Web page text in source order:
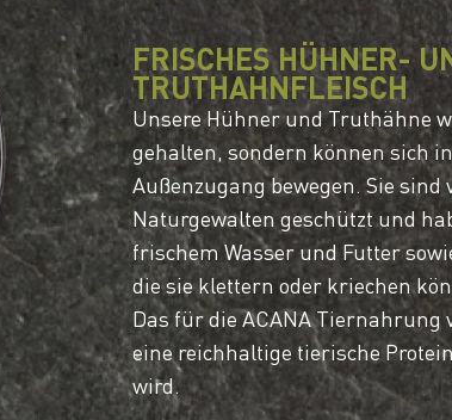
FRISCHES HÜHNER-
TRUTHAHNFLEISCH
Unsere Hühner und Truthähne
gehalten, sondern können sich
Außenzugang bewegen. Sie sind
Naturgewalten geschützt und
frischem Wasser und Futter
die sie klettern oder kriechen
Das für die ACANA Tiernahrung
eine reichhaltige tierische
wird.